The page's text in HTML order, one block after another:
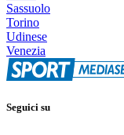
Sassuolo
Torino
Udinese
Venezia
Seguici su